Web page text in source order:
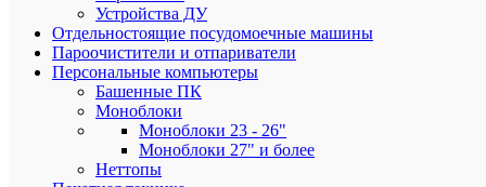
Устройства ДУ
Отдельностоящие посудомоечные машины
Пароочистители и отпариватели
Персональные компьютеры
Башенные ПК
Моноблоки
Моноблоки 23 - 26"
Моноблоки 27" и более
Неттопы